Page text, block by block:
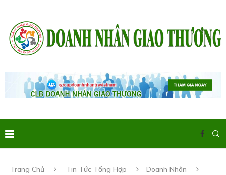
Trang Chủ Tin Tức Tổng Hợp
Doanh Nhân